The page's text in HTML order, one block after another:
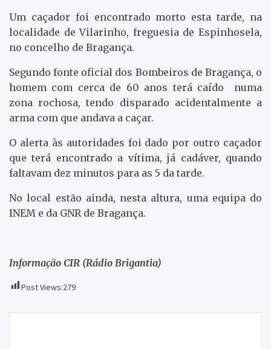
Um caçador foi encontrado morto esta tarde, na
localidade de Vilarinho, freguesia de Espinhosela,
no concelho de Bragança.
Segundo fonte oficial dos Bombeiros de Bragança, o
homem com cerca de 60 anos terá caído numa
zona rochosa, tendo disparado acidentalmente a
arma com que andava a caçar.
O alerta às autoridades foi dado por outro caçador
que terá encontrado a vítima, já cadáver, quando
faltavam dez minutos para as 5 da tarde.
No local estão ainda, nesta altura, uma equipa do
INEM e da GNR de Bragança.
Informação CIR (Rádio Brigantia)
Post Views:279